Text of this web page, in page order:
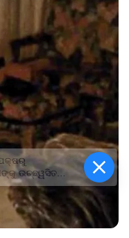
ଉଚ୍ଛ୍ୱସିତ
୫ଲକ୍ଷ ଟଙ୍କାର
ରାଶି ପ୍ରଦାନ